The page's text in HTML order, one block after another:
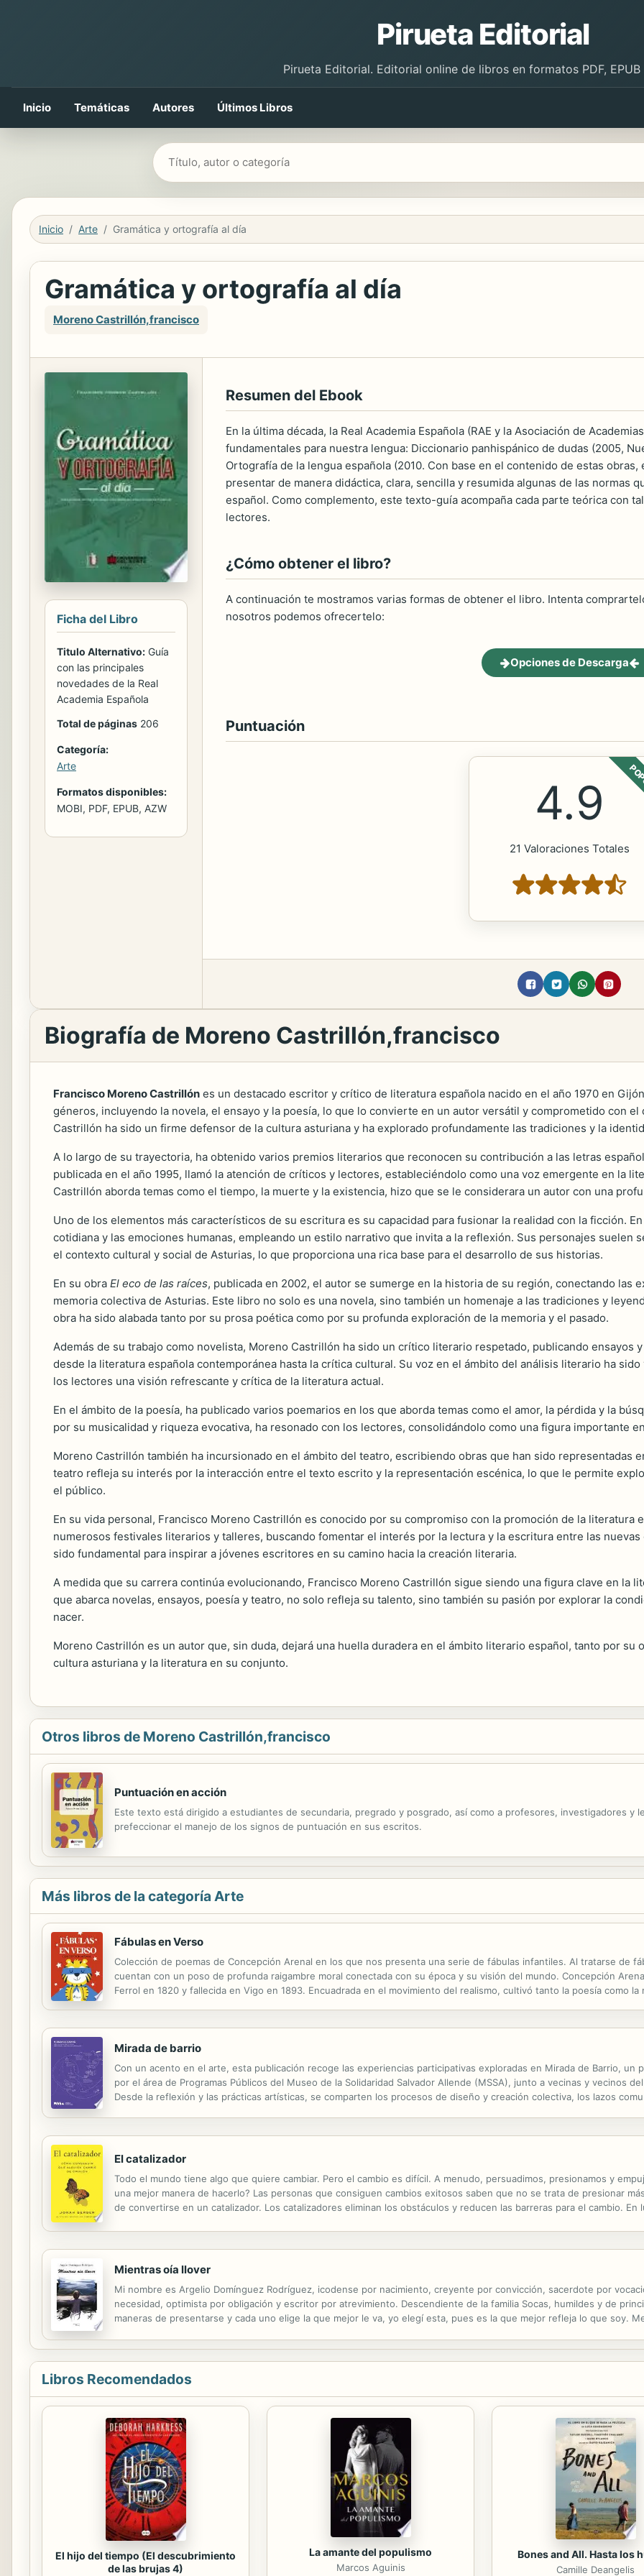
Pirueta Editorial
Pirueta Editorial. Editorial online de libros en formatos PDF, EPUB
Inicio Temáticas Autores Últimos Libros
Buscar libros
Inicio Arte Gramática y ortografía al día
Gramática y ortografía al día
Moreno Castrillón,francisco
Ficha del Libro
Titulo Alternativo: Guía
con las principales
novedades de la Real
Academia Española
Total de páginas 206
Categoría:
Arte
Formatos disponibles:
MOBI, PDF, EPUB, AZW
Resumen del Ebook
En la última década, la Real Academia Española (RAE y la Asociación de
fundamentales para nuestra lengua: Diccionario panhispánico de dudas (2005,
Ortografía de la lengua española (2010. Con base en el contenido de estas
presentar de manera didáctica, clara, sencilla y resumida algunas de las normas
español. Como complemento, este texto-guía acompaña cada parte teórica con
lectores.
¿Cómo obtener el libro?
A continuación te mostramos varias formas de obtener el libro. Intenta
nosotros podemos ofrecertelo:
Opciones de Descarga
Puntuación
4.9
21 Valoraciones Totales
Biografía de Moreno Castrillón,francisco
Francisco Moreno Castrillón es un destacado escritor y crítico de literatura española nacido en el año 1970 en
géneros, incluyendo la novela, el ensayo y la poesía, lo que lo convierte en un autor versátil y comprometido con
Castrillón ha sido un firme defensor de la cultura asturiana y ha explorado profundamente las tradiciones y la
A lo largo de su trayectoria, ha obtenido varios premios literarios que reconocen su contribución a las letras
publicada en el año 1995, llamó la atención de críticos y lectores, estableciéndolo como una voz emergente en la
Castrillón aborda temas como el tiempo, la muerte y la existencia, hizo que se le considerara un autor con una
Uno de los elementos más característicos de su escritura es su capacidad para fusionar la realidad con la ficción.
cotidiana y las emociones humanas, empleando un estilo narrativo que invita a la reflexión. Sus personajes suelen
el contexto cultural y social de Asturias, lo que proporciona una rica base para el desarrollo de sus historias.
En su obra El eco de las raíces, publicada en 2002, el autor se sumerge en la historia de su región, conectando las
memoria colectiva de Asturias. Este libro no solo es una novela, sino también un homenaje a las tradiciones y
obra ha sido alabada tanto por su prosa poética como por su profunda exploración de la memoria y el pasado.
Además de su trabajo como novelista, Moreno Castrillón ha sido un crítico literario respetado, publicando ensayos
desde la literatura española contemporánea hasta la crítica cultural. Su voz en el ámbito del análisis literario ha
los lectores una visión refrescante y crítica de la literatura actual.
En el ámbito de la poesía, ha publicado varios poemarios en los que aborda temas como el amor, la pérdida y la
por su musicalidad y riqueza evocativa, ha resonado con los lectores, consolidándolo como una figura importante
Moreno Castrillón también ha incursionado en el ámbito del teatro, escribiendo obras que han sido representadas
teatro refleja su interés por la interacción entre el texto escrito y la representación escénica, lo que le permite
el público.
En su vida personal, Francisco Moreno Castrillón es conocido por su compromiso con la promoción de la literatura
numerosos festivales literarios y talleres, buscando fomentar el interés por la lectura y la escritura entre las
sido fundamental para inspirar a jóvenes escritores en su camino hacia la creación literaria.
A medida que su carrera continúa evolucionando, Francisco Moreno Castrillón sigue siendo una figura clave en la
que abarca novelas, ensayos, poesía y teatro, no solo refleja su talento, sino también su pasión por explorar la
nacer.
Moreno Castrillón es un autor que, sin duda, dejará una huella duradera en el ámbito literario español, tanto por su
cultura asturiana y la literatura en su conjunto.
Otros libros de Moreno Castrillón,francisco
Puntuación en acción
Este texto está dirigido a estudiantes de secundaria, pregrado y posgrado, así como a profesores, investigadores y
prefeccionar el manejo de los signos de puntuación en sus escritos.
Más libros de la categoría Arte
Fábulas en Verso
Colección de poemas de Concepción Arenal en los que nos presenta una serie de fábulas infantiles. Al tratarse de
cuentan con un poso de profunda raigambre moral conectada con su época y su visión del mundo. Concepción
Ferrol en 1820 y fallecida en Vigo en 1893. Encuadrada en el movimiento del realismo, cultivó tanto la poesía como
Mirada de barrio
Con un acento en el arte, esta publicación recoge las experiencias participativas exploradas en Mirada de Barrio, un
por el área de Programas Públicos del Museo de la Solidaridad Salvador Allende (MSSA), junto a vecinas y vecinos
Desde la reflexión y las prácticas artísticas, se comparten los procesos de diseño y creación colectiva, los lazos
El catalizador
Todo el mundo tiene algo que quiere cambiar. Pero el cambio es difícil. A menudo, persuadimos, presionamos y
una mejor manera de hacerlo? Las personas que consiguen cambios exitosos saben que no se trata de presionar
de convertirse en un catalizador. Los catalizadores eliminan los obstáculos y reducen las barreras para el cambio. En
Mientras oía llover
Mi nombre es Argelio Domínguez Rodríguez, icodense por nacimiento, creyente por convicción, sacerdote por
necesidad, optimista por obligación y escritor por atrevimiento. Descendiente de la familia Socas, humildes y de
maneras de presentarse y cada uno elige la que mejor le va, yo elegí esta, pues es la que mejor refleja lo que soy.
Libros Recomendados
El hijo del tiempo (El descubrimiento
de las brujas 4)
La amante del populismo
Marcos Aguinis
Bones and All. Hasta los
Camille Deangelis